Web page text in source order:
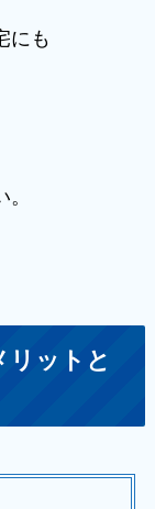
にも
リットと